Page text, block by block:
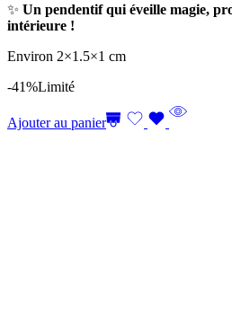
✨ Un pendentif qui éveille magie,
intérieure !
Environ 2×1.5×1 cm
-41%Limité
Ajouter au panier